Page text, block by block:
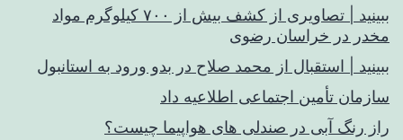
ببینید | تصاویری از کشف بیش از ۷۰۰ کیلوگرم مواد
مخدر در خراسان رضوی
ببینید | استقبال از محمد صلاح در بدو ورود به استانبول
سازمان تأمین اجتماعی اطلاعیه داد
راز رنگ آبی در صندلی های هواپیما چیست؟